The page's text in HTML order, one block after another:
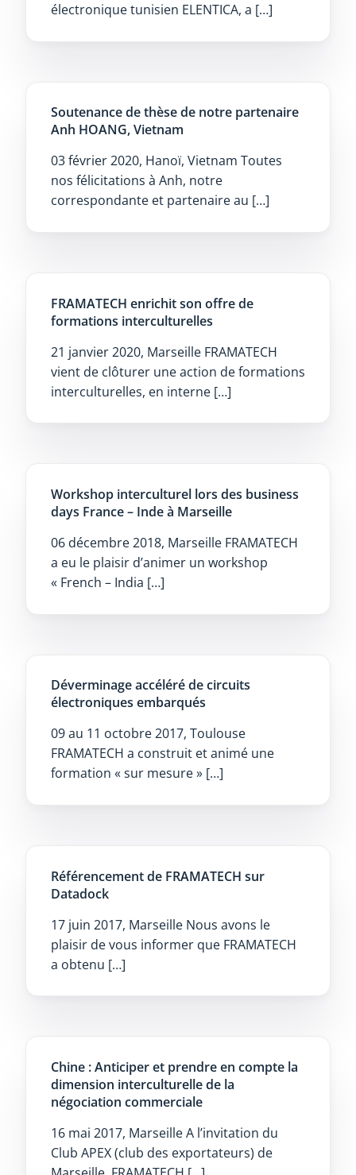
électronique tunisien ELENTICA, a […]
Soutenance de thèse de notre partenaire
Anh HOANG, Vietnam
03 février 2020, Hanoï, Vietnam Toutes
nos félicitations à Anh, notre
correspondante et partenaire au […]
FRAMATECH enrichit son offre de
formations interculturelles
21 janvier 2020, Marseille FRAMATECH
vient de clôturer une action de formations
interculturelles, en interne […]
Workshop interculturel lors des business
days France – Inde à Marseille
06 décembre 2018, Marseille FRAMATECH
a eu le plaisir d’animer un workshop
« French – India […]
Déverminage accéléré de circuits
électroniques embarqués
09 au 11 octobre 2017, Toulouse
FRAMATECH a construit et animé une
formation « sur mesure » […]
Référencement de FRAMATECH sur
Datadock
17 juin 2017, Marseille Nous avons le
plaisir de vous informer que FRAMATECH
a obtenu […]
Chine : Anticiper et prendre en compte la
dimension interculturelle de la
négociation commerciale
16 mai 2017, Marseille A l’invitation du
Club APEX (club des exportateurs) de